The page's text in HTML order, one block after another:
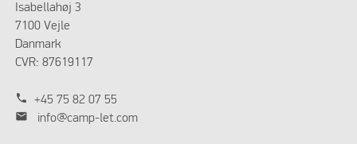
Isabellahøj 3
7100 Vejle
Danmark
CVR: 87619117
phone +45 75 82 07 55
mail info@camp-let.com